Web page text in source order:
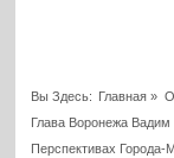
Вы Здесь: Главная »
Глава Воронежа
Перспективах Города-